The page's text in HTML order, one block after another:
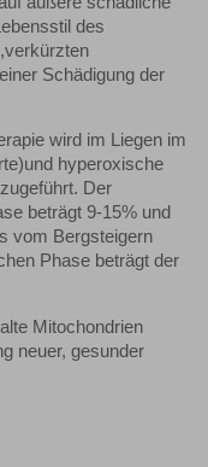
des
Schädigung der
wird im Liegen im
hyperoxische
Der
beträgt 9-15% und
vom Bergsteigern
Phase beträgt der
Mitochondrien
neuer, gesunder